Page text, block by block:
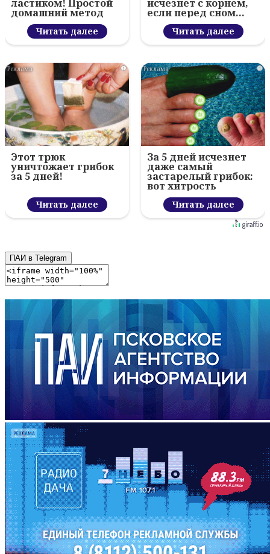
ластиком! Простой
домашний метод
Читать далее
исчезнет с корнем,
если перед сном…
Читать далее
i
Этот трюк
уничтожает грибок
за 5 дней!
Читать далее
i
За 5 дней исчезнет
даже самый
застарелый грибок:
вот хитрость
Читать далее
ПАИ в Telegram